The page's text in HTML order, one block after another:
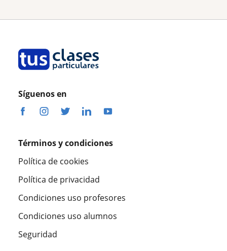
Síguenos en
Términos y condiciones
Política de cookies
Política de privacidad
Condiciones uso profesores
Condiciones uso alumnos
Seguridad